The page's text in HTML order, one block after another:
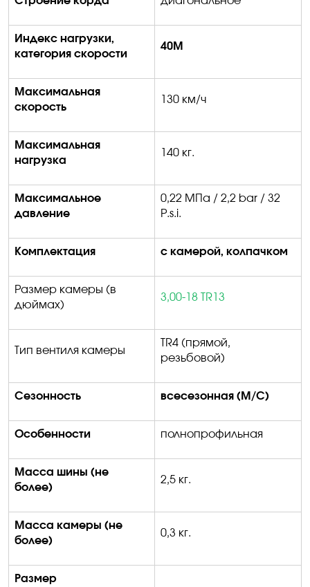
Индекс нагрузки,
категория скорости
40M
Максимальная
скорость
1 30 км/ч
Максимальная
нагрузка
140 кг.
Максимальное
давление
0,22 МПа / 2,2 bar / 32
P.s.i.
Комплектация с камерой, колпачком
Размер камеры (в
дюймах)
3,00-18 TR13
Тип вентиля камеры
TR4 (прямой,
резьбовой)
Сезонность всесезонная ( M/C)
Особенности полнопрофильная
Масса шины (не
более)
2,5 кг.
Масса камеры (не
более)
0,3 кг.
Размер